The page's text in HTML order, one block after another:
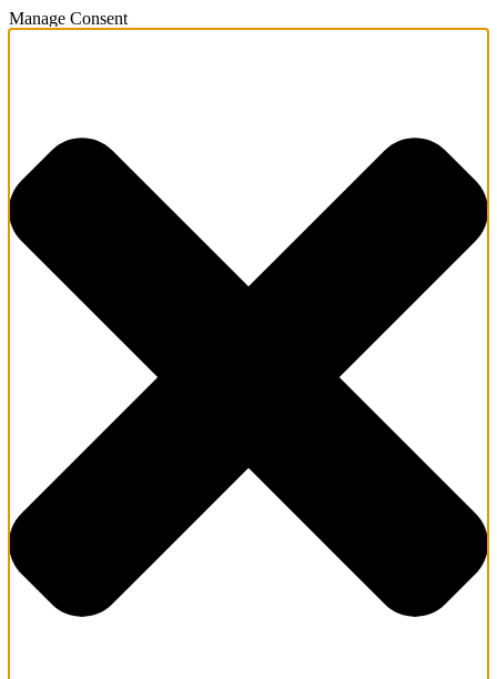
Manage Consent